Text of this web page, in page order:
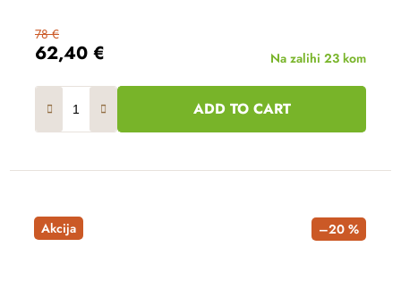
62,40 €
78 €
Na zalihi 23 kom
ADD TO CART
Akcija –20 %